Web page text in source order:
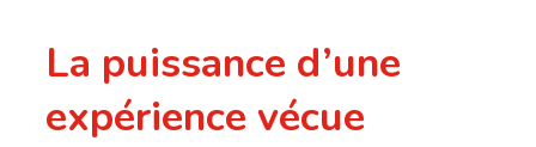
La puissance d’une
expérience vécue